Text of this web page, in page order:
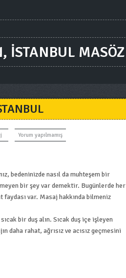
ISTANBUL MASÖZ
Yorum yapılmamış
bedeninizde nasıl da muhteşem bir
bir şey var demektir. Bugünlerde her
var. Masaj hakkında bilmeniz
bir duş alın. Sıcak duş içe işleyen
daha rahat, ağrısız ve acısız geçmesini